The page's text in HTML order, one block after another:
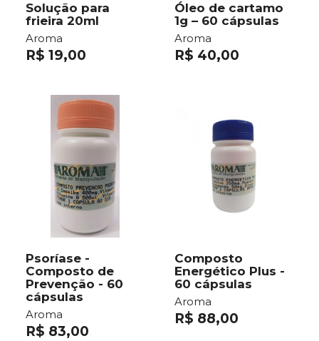
Solução para
frieira 20ml
Aroma
R$ 19,00
Óleo de cartamo
1g – 60 cápsulas
Aroma
R$ 40,00
Psoríase -
Composto de
Prevenção - 60
cápsulas
Aroma
R$ 83,00
Composto
Energético Plus -
60 cápsulas
Aroma
R$ 88,00